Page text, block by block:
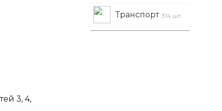
3, 4,
Транспорт 314 шт.